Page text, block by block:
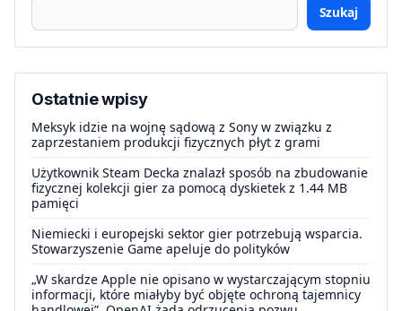
Szukaj
Ostatnie wpisy
Meksyk idzie na wojnę sądową z Sony w związku z
zaprzestaniem produkcji fizycznych płyt z grami
Użytkownik Steam Decka znalazł sposób na zbudowanie
fizycznej kolekcji gier za pomocą dyskietek z 1.44 MB
pamięci
Niemiecki i europejski sektor gier potrzebują wsparcia.
Stowarzyszenie Game apeluje do polityków
„W skardze Apple nie opisano w wystarczającym stopniu
informacji, które miałyby być objęte ochroną tajemnicy